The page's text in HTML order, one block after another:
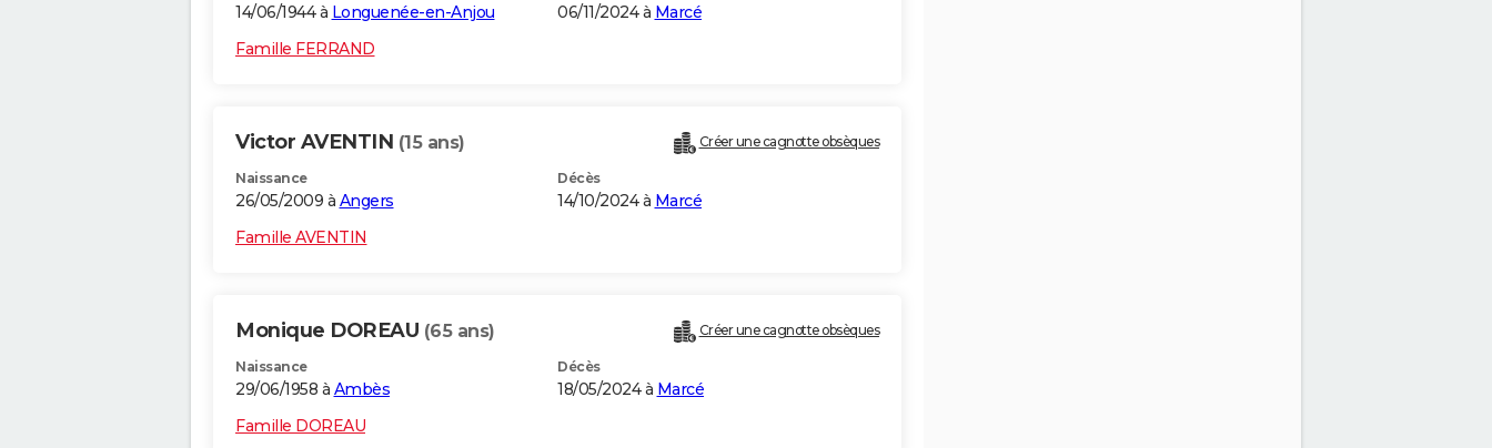
14/06/1944 à Longuenée-en-Anjou 06/11/2024 à Marcé
Famille FERRAND
Victor AVENTIN (15 ans) Créer une cagnotte obsèques
Naissance
26/05/2009 à Angers
Décès
14/10/2024 à Marcé
Famille AVENTIN
Monique DOREAU (65 ans) Créer une cagnotte obsèques
Naissance
29/06/1958 à Ambès
Décès
18/05/2024 à Marcé
Famille DOREAU